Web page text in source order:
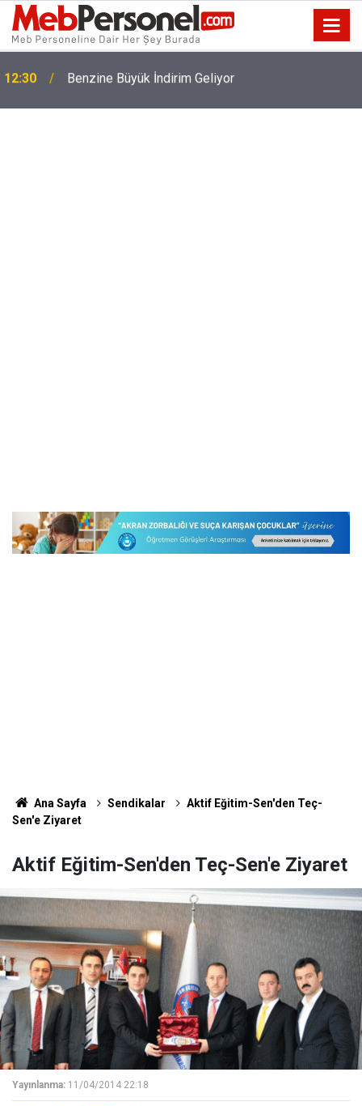
12:01 LGS Maratonunda 3 Milyondan Fazla Ziyaret
Ana Sayfa Sendikalar
Aktif Eğitim-Sen'den Teç-
Sen'e Ziyaret
Aktif Eğitim-Sen'den Teç-Sen'e Ziyaret
Yayınlanma: 11/04/2014 22:18